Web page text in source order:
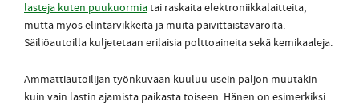
lasteja kuten puukuormiatai raskaita elektroniikkalaitteita,
mutta myös elintarvikkeita ja muita päivittäistavaroita.
Säiliöautoilla kuljetetaan erilaisia polttoaineita sekä kemikaaleja.
Ammattiautoilijan työnkuvaan kuuluu usein paljon muutakin
kuin vain lastin ajamista paikasta toiseen. Hänen on esimerkiksi